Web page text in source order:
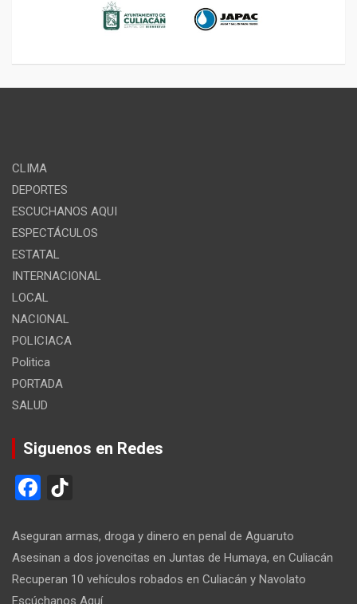
CLIMA
DEPORTES
ESCUCHANOS AQUI
ESPECTÁCULOS
ESTATAL
INTERNACIONAL
LOCAL
NACIONAL
POLICIACA
Politica
PORTADA
SALUD
Siguenos en Redes
F
ce
b
o
T
o
k
Aseguran armas, droga y dinero en penal de Aguaruto
Asesinan a dos jovencitas en Juntas de Humaya, en Culiacán
Recuperan 10 vehículos robados en Culiacán y Navolato
Escúchanos Aquí